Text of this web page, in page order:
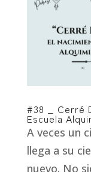
#38 _ Cerré
Escuela
A veces un
llega a su
nuevo. No